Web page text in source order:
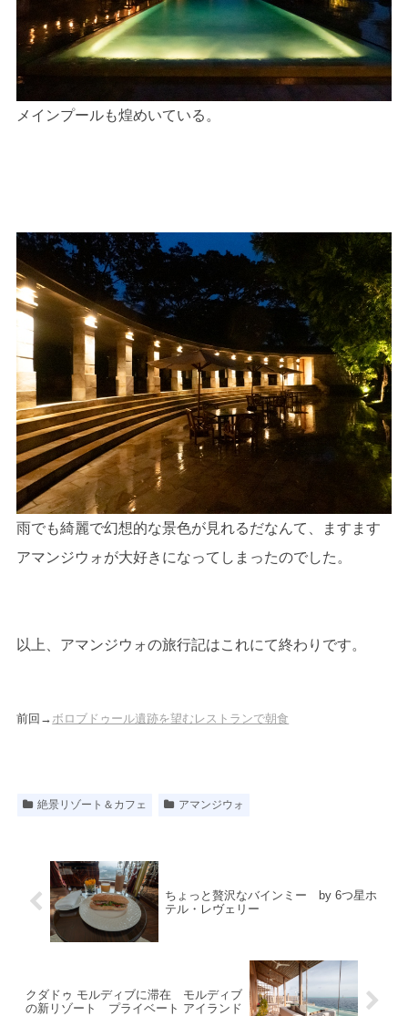
メインプールも煌めいている。
雨でも綺麗で幻想的な景色が見れるだなんて、ますます
アマンジウォが大好きになってしまったのでした。
以上、アマンジウォの旅行記はこれにて終わりです。
前回→ ボロブドゥール遺跡を望むレストランで朝食
絶景リゾート＆カフェ アマンジウォ
ちょっと贅沢なバインミー by 6つ星ホ
テル・レヴェリー
クダドゥ モルディブに滞在 モルディブ
の新リゾート プライベート アイランド